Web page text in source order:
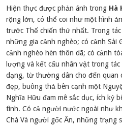
Hiện thực được phản ánh trong Hà
rộng lớn, có thể coi như một hình
trước Thế chiến thứ nhất. Trong tác
những gia cảnh nghèo; có cảnh Sài
cảnh nghèo hèn thôn dã; có cảnh
lượng và kết cấu nhân vật trong
dạng, từ thường dân cho đến quan
đẹp, buông thả bên cạnh một
Nghĩa Hữu đam mê sắc dục, ích kỷ
tình. Có cả người nước ngoài như
Chà Và người gốc Ấn, những trạng